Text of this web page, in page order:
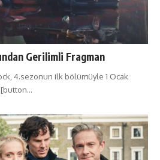
Gerilimli Fragman
4.sezonun ilk bölümüyle 1 Ocak
[button…